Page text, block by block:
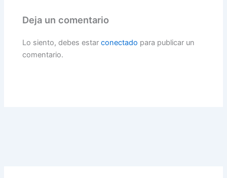
Deja un comentario
Lo siento, debes estarconectado para publicar un
comentario.